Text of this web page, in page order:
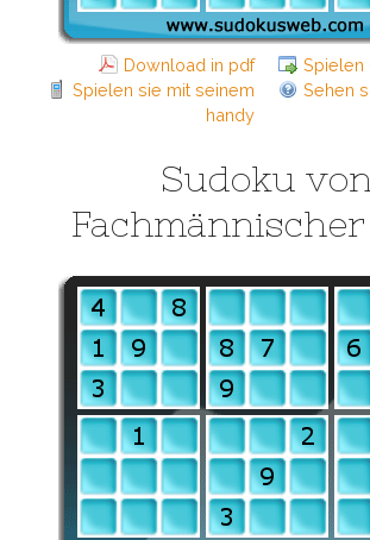
Download in pdf
Spielen
Spielen sie mit seinem
handy
Sehen
Sudoku von